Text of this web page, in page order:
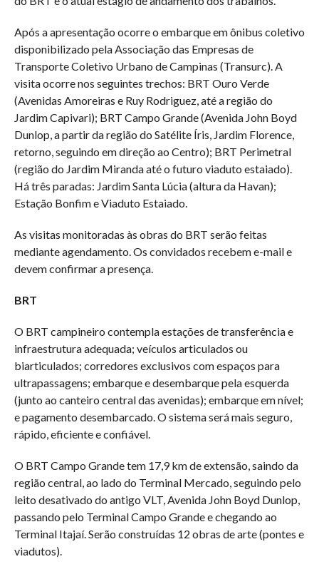
Após a apresentação ocorre o embarque em ônibus coletivo
disponibilizado pela Associação das Empresas de
Transporte Coletivo Urbano de Campinas (Transurc). A
visita ocorre nos seguintes trechos: BRT Ouro Verde
(Avenidas Amoreiras e Ruy Rodriguez, até a região do
Jardim Capivari); BRT Campo Grande (Avenida John Boyd
Dunlop, a partir da região do Satélite Íris, Jardim Florence,
retorno, seguindo em direção ao Centro); BRT Perimetral
(região do Jardim Miranda até o futuro viaduto estaiado).
Há três paradas: Jardim Santa Lúcia (altura da Havan);
Estação Bonfim e Viaduto Estaiado.
As visitas monitoradas às obras do BRT serão feitas
mediante agendamento. Os convidados recebem e-mail e
devem confirmar a presença.
BRT
O BRT campineiro contempla estações de transferência e
infraestrutura adequada; veículos articulados ou
biarticulados; corredores exclusivos com espaços para
ultrapassagens; embarque e desembarque pela esquerda
(junto ao canteiro central das avenidas); embarque em nível;
e pagamento desembarcado. O sistema será mais seguro,
rápido, eficiente e confiável.
O BRT Campo Grande tem 17,9 km de extensão, saindo da
região central, ao lado do Terminal Mercado, seguindo pelo
leito desativado do antigo VLT, Avenida John Boyd Dunlop,
passando pelo Terminal Campo Grande e chegando ao
Terminal Itajaí. Serão construídas 12 obras de arte (pontes e
viadutos).